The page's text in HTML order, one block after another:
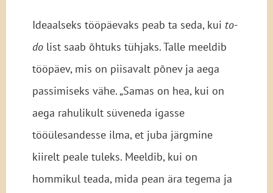
Ideaalseks tööpäevaks peab ta seda, kui to-
dolist saab õhtuks tühjaks. Talle meeldib
tööpäev, mis on piisavalt põnev ja aega
passimiseks vähe. „Samas on hea, kui on
aega rahulikult süveneda igasse
tööülesandesse ilma, et juba järgmine
kiirelt peale tuleks. Meeldib, kui on
hommikul teada, mida pean ära tegema ja